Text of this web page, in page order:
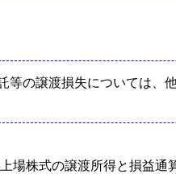
等の譲渡損失については、
場株式の譲渡所得と損益通